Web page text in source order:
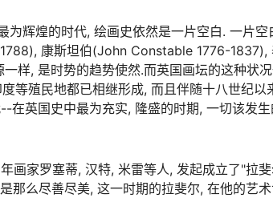
辉煌的时代, 绘画史依然是一片空白. 一片空
康斯坦伯(John Constable 1776-1837),
样, 是时势的趋势使然.而英国画坛的这种状
等殖民地都已相继形成, 而且伴随十八世纪以
英国史中最为充实, 隆盛的时期, 一切该发生
家罗塞蒂, 汉特, 米雷等人, 发起成立了"拉
那么尽善尽美, 这一时期的拉斐尔, 在他的艺